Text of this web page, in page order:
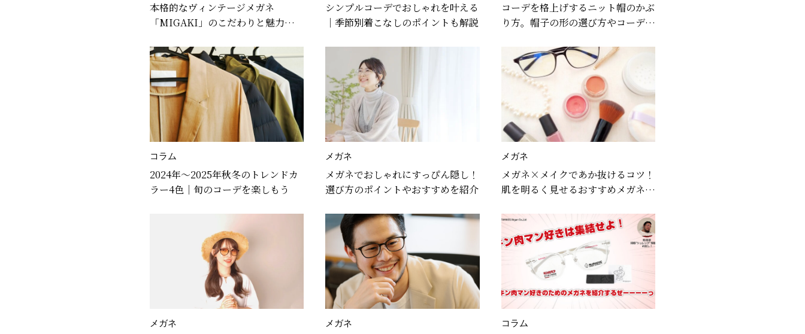
本格的なヴィンテージメガネ
「MIGAKI」のこだわりと魅力に迫
シンプルコーデでおしゃれを叶える
｜季節別着こなしのポイントも解説
コーデを格上げするニット帽のかぶ
り方。帽子の形の選び方やコーデ例
コラム
2024年～2025年秋冬のトレンドカ
ラー4色｜旬のコーデを楽しもう
メガネ
メガネでおしゃれにすっぴん隠し！
選び方のポイントやおすすめを紹介
メガネ
メガネ×メイクであか抜けるコツ！
肌を明るく見せるおすすめメガネも
メガネ メガネ コラム